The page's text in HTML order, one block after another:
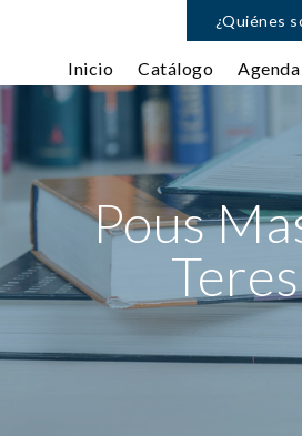
¿Quiénes
Inicio Catálogo Agenda
Pous